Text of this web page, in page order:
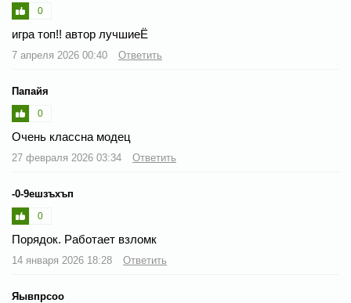
0
игра топ!! автор лучшиеЁ
7 апреля 2026 00:40 Ответить
Папайя
0
Очень классна модец
27 февраля 2026 03:34 Ответить
-0-9ешзъхъп
0
Порядок. Работает взломк
14 января 2026 18:28 Ответить
Яывпрсоо